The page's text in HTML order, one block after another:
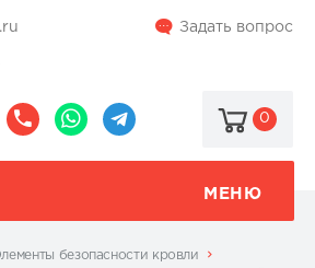
Задать вопрос
0
МЕНЮ
безопасности кровли